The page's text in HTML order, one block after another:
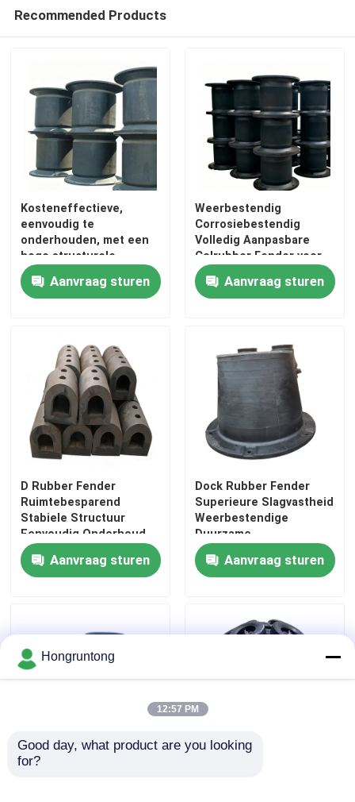
Recommended Products
Kosteneffectieve,
eenvoudig te
onderhouden, met een
hoge structurele
stabiliteit, rubberen
fender voor
Aanvraag sturen
Weerbestendig
Corrosiebestendig
Volledig Aanpasbare
Celrubber Fender voor
Maritieme en
Doktoepassingen
Aanvraag sturen
D Rubber Fender
Ruimtebesparend
Stabiele Structuur
Eenvoudig Onderhoud
Aanvraag sturen
Dock Rubber Fender
Superieure Slagvastheid
Weerbestendige
Duurzame
Rubberconstructie
Aanvraag sturen
Opblaasbare
Hongruntong
12:57 PM
Good day, what product are you looking
for?